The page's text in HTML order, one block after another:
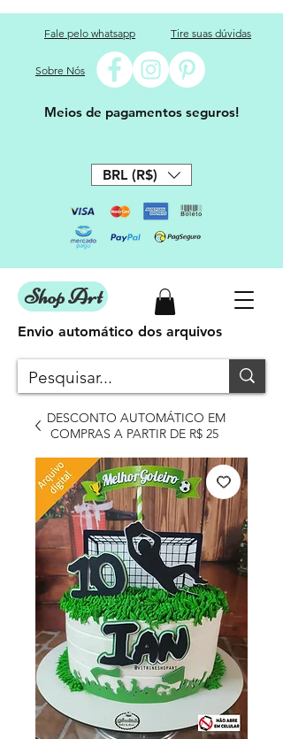
Fale pelo whatsapp Tire suas dúvidas
Sobre Nós
Meios de pagamentos seguros!
BRL (R$)
Shop Art
DESCONTO AUTOMÁTICO EM
COMPRAS A PARTIR DE R$ 25
Envio automático dos arquivos